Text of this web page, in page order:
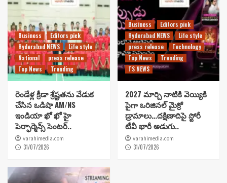
Business
Editors pick
Hyderabad NEWS
Life style
National
press release
Top News
Trending
రెండేళ్ల క్రీడా శ్రేష్టతను వేడుక
చేసిన ఒడిషా AM/NS
ఇండియా ఖో ఖో హై
పెర్ఫార్మెన్స్ సెంటర్..
varahimedia.com
31/07/2026
Business
Editors pick
Hyderabad NEWS
Life style
press release
Technology
Top News
Trending
TS NEWS
2027 మార్చి నాటికి వెయ్యికి
పైగా ఒరిజినల్ మైక్రో
డ్రామాలు…దక్షిణాదిపై స్టోరీ
టీవీ భారీ అడుగు..
varahimedia.com
31/07/2026